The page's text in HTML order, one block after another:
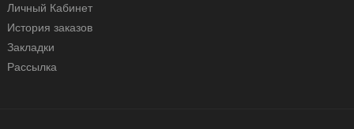
Личный Кабинет
История заказов
Закладки
Рассылка